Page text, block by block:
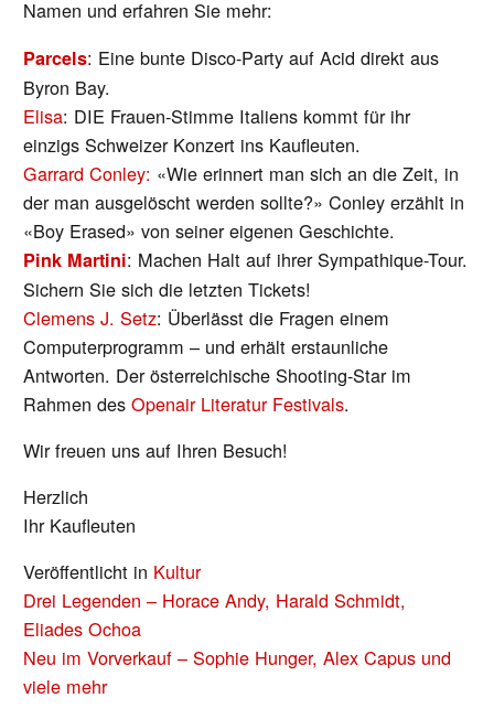
Namen und erfahren Sie mehr:
Parcels: Eine bunte Disco-Party auf Acid direkt aus
Byron Bay.
Elisa: DIE Frauen-Stimme Italiens kommt für ihr
einzigs Schweizer Konzert ins Kaufleuten.
Garrard Conley: «Wie erinnert man sich an die Zeit, in
der man ausgelöscht werden sollte?» Conley erzählt in
«Boy Erased» von seiner eigenen Geschichte.
Pink Martini: Machen Halt auf ihrer Sympathique-Tour.
Sichern Sie sich die letzten Tickets!
Clemens J. Setz: Überlässt die Fragen einem
Computerprogramm – und erhält erstaunliche
Antworten. Der österreichische Shooting-Star im
Rahmen desOpenair Literatur Festivals.
Wir freuen uns auf Ihren Besuch!
Herzlich
Ihr Kaufleuten
Veröffentlicht in Kultur
BEITRAGS-
NAVIGATION
Drei Legenden – Horace Andy, Harald Schmidt,
Eliades Ochoa
Neu im Vorverkauf – Sophie Hunger, Alex Capus und
viele mehr